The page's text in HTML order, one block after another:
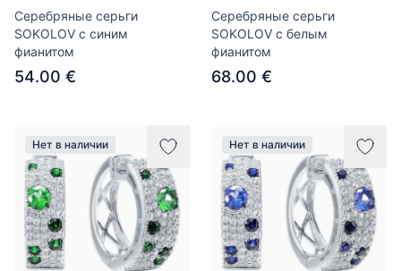
Серебряные серьги
SOKOLOV с синим
фианитом
54.00 €
Серебряные серьги
SOKOLOV с белым
фианитом
68.00 €
Нет в наличии Нет в наличии